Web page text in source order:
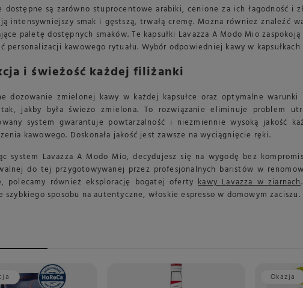
dostępne są zarówno stuprocentowe arabiki, cenione za ich łagodność
intensywniejszy smak i gęstszą, trwałą cremę. Można również
paletę dostępnych smaków. Te kapsułki Lavazza A Modo Mio
personalizacji kawowego rytuału. Wybór odpowiedniej kawy w
i świeżość każdej filiżanki
dozowanie zmielonej kawy w każdej kapsułce oraz optymalne
tak, jakby była świeżo zmielona. To rozwiązanie eliminuje problem
system gwarantuje powtarzalność i niezmiennie wysoką jakość
kawowego. Doskonała jakość jest zawsze na wyciągnięcie ręki.
system Lavazza A Modo Mio, decydujesz się na wygodę bez
do tej przygotowywanej przez profesjonalnych baristów w
polecamy również eksplorację bogatej ofertykawy Lavazza w ziarnach
szybkiego sposobu na autentyczne, włoskie espresso w domowym zaciszu.
Okazja